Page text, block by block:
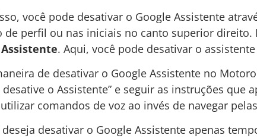
você pode desativar o Google Assistente
de perfil ou nas iniciais no canto superior direito.
. Aqui, você pode desativar o
de desativar o Google Assistente no
desative o Assistente” e seguir as instruções que
comandos de voz ao invés de navegar
deseja desativar o Google Assistente apenas